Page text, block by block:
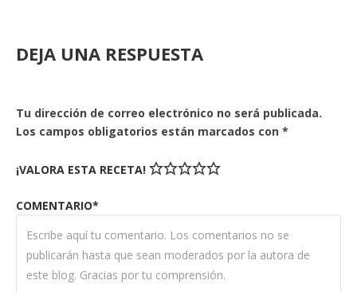
DEJA UNA RESPUESTA
Tu dirección de correo electrónico no será publicada.
Los campos obligatorios están marcados con *
¡VALORA ESTA RECETA!
COMENTARIO*